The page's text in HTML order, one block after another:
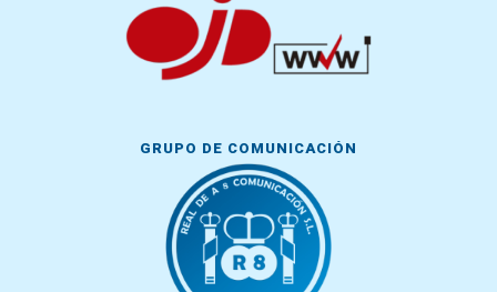
GRUPO DE COMUNICACIÓN